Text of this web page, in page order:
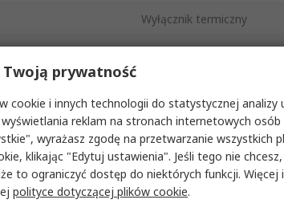
Wyłącznik termiczny
1
14.5mm
Montaż zatrzaskowy
Twoją prywatność
cookie i innych technologii do statystycznej analizy
reklam na stronach internetowych osób
wyrażasz zgodę na przetwarzanie wszystkich
klikając "Edytuj ustawienia". Jeśli tego nie
to ograniczyć dostęp do niektórych funkcji. Więcej
polityce dotyczącej plików cookie.